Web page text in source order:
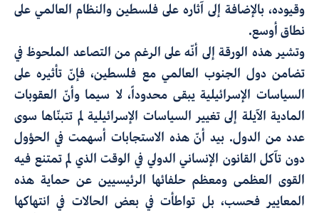
وقيوده، بالإضافة إلى آثاره على فلسطين والنظام العالمي على
نطاق أوسع.
وتشير هذه الورقة إلى أنّه على الرغم من التصاعد الملحوظ في
تضامن دول الجنوب العالمي مع فلسطين، فإنّ تأثيره على
السياسات الإسرائيلية يبقى محدوداً، لا سيما وأنّ العقوبات
المادية الآيلة إلى تغيير السياسات الإسرائيلية لم تتبنّاها سوى
عدد من الدول. بيد أنّ هذه الاستجابات أسهمت في الحؤول
دون تآكل القانون الإنساني الدولي في الوقت الذي لم تمتنع فيه
القوى العظمى ومعظم حلفائها الرئيسيين عن حماية هذه
المعايير فحسب، بل تواطأت في بعض الحالات في انتهاكها